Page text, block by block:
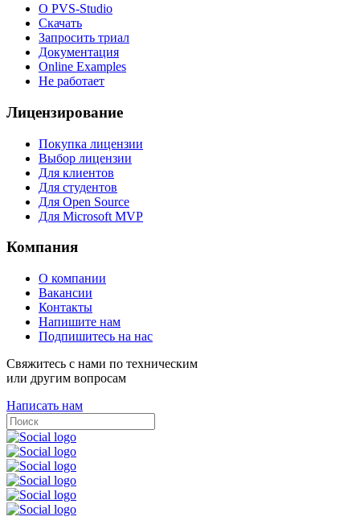
О PVS-Studio
Скачать
Запросить триал
Документация
Online Examples
Не работает
Лицензирование
Покупка лицензии
Выбор лицензии
Для клиентов
Для студентов
Для Open Source
Для Microsoft MVP
Компания
О компании
Вакансии
Контакты
Напишите нам
Подпишитесь на нас
Свяжитесь с нами по техническим
или другим вопросам
Написать нам